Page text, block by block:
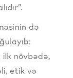
də
ilk növbədə,
etik və